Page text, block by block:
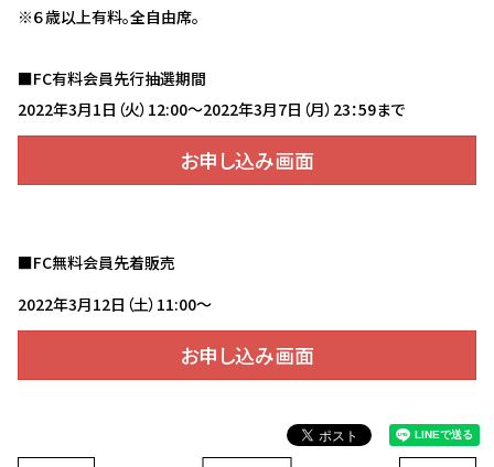
※６歳以上有料。全自由席。
■FC有料会員先行抽選期間
2022年3月1日（火）12:00～2022年3月7日（月）23：59まで
お申し込み画面
■FC無料会員先着販売
2022年3月12日（土）11:00～
お申し込み画面